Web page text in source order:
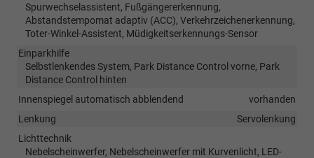
Spurwechselassistent, Fußgängererkennung,
Abstandstempomat adaptiv (ACC), Verkehrzeichenerkennung,
Toter-Winkel-Assistent, Müdigkeitserkennungs-Sensor
Einparkhilfe
Selbstlenkendes System, Park Distance Control vorne, Park
Distance Control hinten
Innenspiegel automatisch abblendend
vorhanden
Lenkung
Servolenkung
Lichttechnik
Nebelscheinwerfer, Nebelscheinwerfer mit Kurvenlicht, LED-